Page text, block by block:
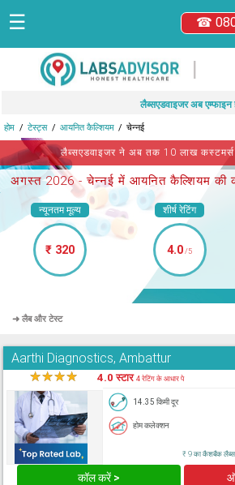
☎
☰
|
लैब्सएडवाइजर अब एम्फाइन
होम टेस्ट्स आयनित कैल्शियम चेन्नई
लैब्सएडवाइजर ने अब तक 10 लाख कस्टमर्स
अगस्त 2026 -चेन्नई में आयनित कैल्शियम की
न्यूनतम मूल्य
₹ 320
शीर्ष रेटिंग
4.0/5
➜ लैब और टेस्ट
Aarthi Diagnostics, Ambattur
★★★★ 4.0 स्टार4 रेटिंग के आधार पे
14.35 किमी दूर
होम कलेक्शन
₹ 9 का कैशबैक
कॉल करें >